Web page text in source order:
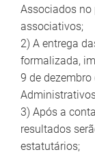
Associados no
associativos;
2) A entrega
formalizada,
9 de
3) Após a
resultados
estatutários;